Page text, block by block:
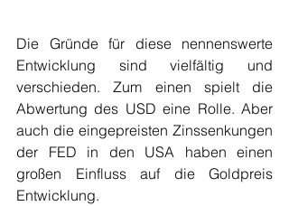
Die Gründe für diese nennenswerte
Entwicklung sind vielfältig und
verschieden. Zum einen spielt die
Abwertung des USD eine Rolle. Aber
auch die eingepreisten Zinssenkungen
der FED in den USA haben einen
großen Einfluss auf die Goldpreis
Entwicklung.